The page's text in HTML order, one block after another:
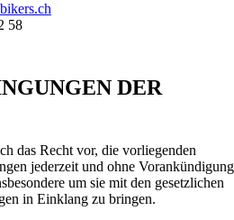
58
DER
das Recht vor, die vorliegenden
jederzeit und ohne Vorankündigung
um sie mit den gesetzlichen
in Einklang zu bringen.